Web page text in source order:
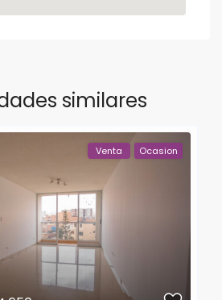
similares
Venta Ocasion